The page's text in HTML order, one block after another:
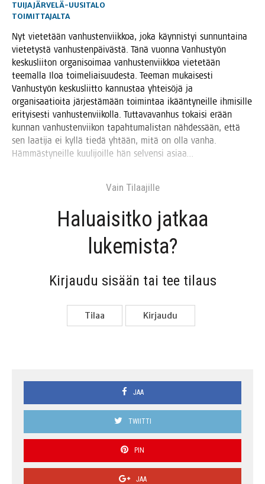
TUIJA JÄRVELÄ-UUSITALO
TOIMITTAJALTA
Nyt vie­te­tään van­hus­ten­viik­koa, joka käyn­nis­tyi sun­nun­tai­na
vie­te­tys­tä van­hus­ten­päi­väs­tä. Tänä vuon­na Van­hus­työn
kes­kus­lii­ton orga­ni­soi­maa van­hus­ten­viik­koa vie­te­tään
tee­mal­la Iloa toi­me­liai­suu­des­ta. Tee­man mukai­ses­ti
Van­hus­työn kes­kus­liit­to kan­nus­taa yhtei­sö­jä ja
orga­ni­saa­tioi­ta jär­jes­tä­mään toi­min­taa ikään­ty­neil­le ihmi­sil­le
eri­tyi­ses­ti van­hus­ten­vii­kol­la. Tut­ta­va­van­hus tokai­si erään
kun­nan van­hus­ten­vii­kon tapah­tu­ma­lis­tan näh­des­sään, että
sen laa­ti­ja ei kyl­lä tie­dä yhtään, mitä on olla van­ha.
Häm­mäs­ty­neil­le kuu­li­joil­le hän sel­ven­si asiaa…
Vain Tilaa­jil­le
Haluai­sit­ko jat­kaa
lukemista?
Kir­jau­du sisään tai tee tilaus
Tilaa Kir­jau­du
JAA
TWIITTI
PIN
JAA